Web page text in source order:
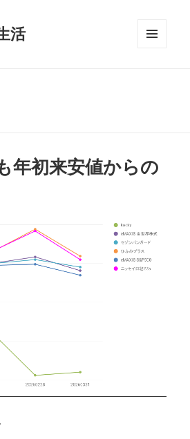
活
年初来安値からの